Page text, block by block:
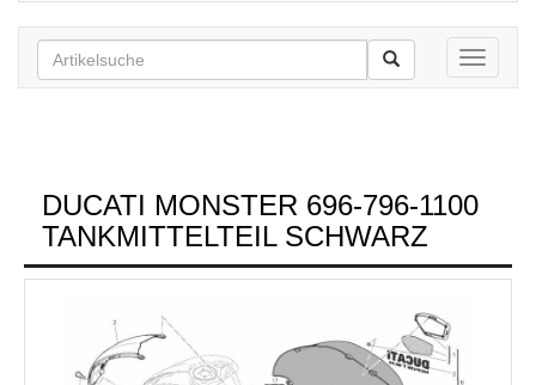
Toggle
DUCATI MONSTER 696-796-1100
TANKMITTELTEIL SCHWARZ